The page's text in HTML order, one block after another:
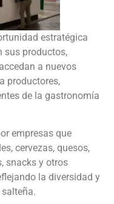
estratégica
sus productos,
a nuevos
productores,
de la gastronomía
empresas que
cervezas, quesos,
snacks y otros
la diversidad y